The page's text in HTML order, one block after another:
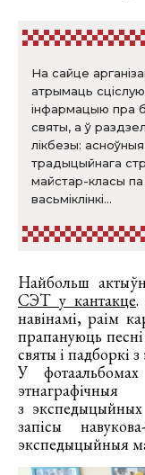
На сайце
атрымаць
інфармацыю пра
святы, а ў
лікбезы:
традыцыйнага
майстар-класы па
васьміклінкі...
Найбольш
СЭТ у кантакце.
навінамі, раім
прапануюць
святы і падборкі
У
з
запісы
экспедыцыйныя